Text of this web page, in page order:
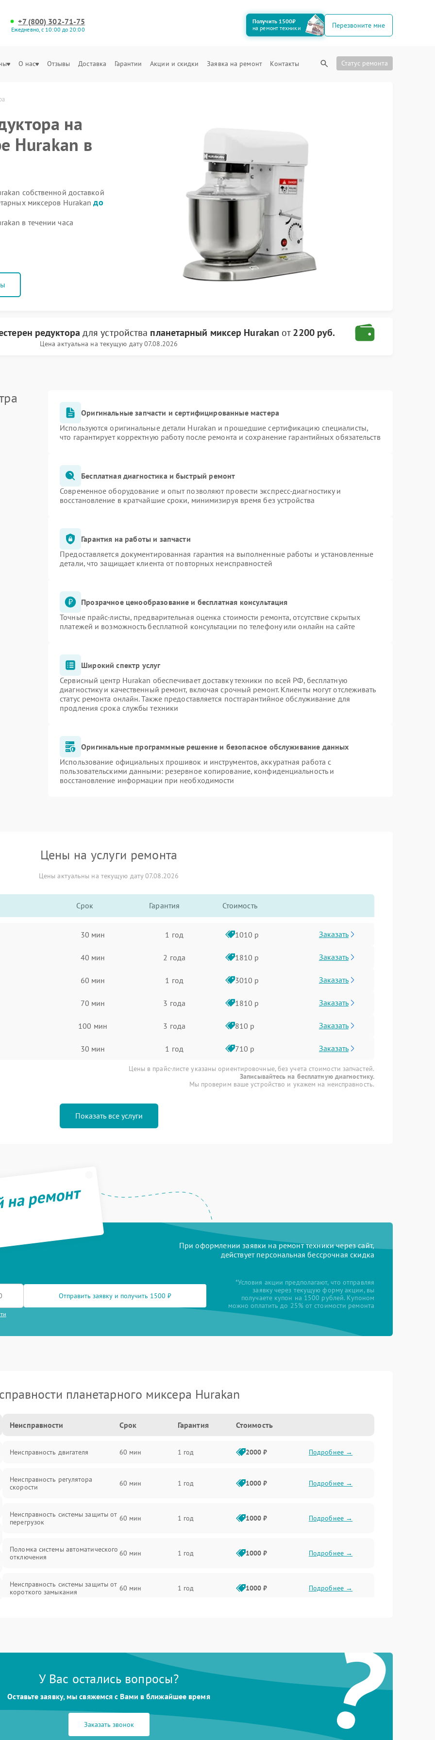
+7 (800) 302-71-75
Ежедневно, с 10:00 до 20:00
Получить 1500₽
на ремонт техники
Перезвоните мне
О нас Отзывы Доставка Гарантии Акции и скидки Заявка на ремонт Контакты Статус ремонта
на
Hurakan в
собственной доставкой
миксеров Hurakanдо
в течении часа
редуктора для устройства планетарный миксер Hurakan от2200 руб.
Цена актуальна на текущую дату 07.08.2026
Оригинальные запчасти и сертифицированные мастера
Используются оригинальные детали Hurakan и прошедшие сертификацию специалисты,
что гарантирует корректную работу после ремонта и сохранение гарантийных обязательств
Бесплатная диагностика и быстрый ремонт
Современное оборудование и опыт позволяют провести экспресс-диагностику и
восстановление в кратчайшие сроки, минимизируя время без устройства
Гарантия на работы и запчасти
Предоставляется документированная гарантия на выполненные работы и установленные
детали, что защищает клиента от повторных неисправностей
Прозрачное ценообразование и бесплатная консультация
Точные прайс-листы, предварительная оценка стоимости ремонта, отсутствие скрытых
платежей и возможность бесплатной консультации по телефону или онлайн на сайте
Широкий спектр услуг
Сервисный центр Hurakan обеспечивает доставку техники по всей РФ, бесплатную
диагностику и качественный ремонт, включая срочный ремонт. Клиенты могут отслеживать
статус ремонта онлайн. Также предоставляется постгарантийное обслуживание для
продления срока службы техники
Оригинальные программные решение и безопасное обслуживание данных
Использование официальных прошивок и инструментов, аккуратная работа с
пользовательскими данными: резервное копирование, конфиденциальность и
восстановление информации при необходимости
Цены на услуги ремонта
Цены актуальны на текущую дату 07.08.2026
Срок Гарантия Стоимость
30 мин 1 год 1010 р Заказать
40 мин 2 года 1810 р Заказать
60 мин 1 год 3010 р Заказать
70 мин 3 года 1810 р Заказать
100 мин 3 года 810 р Заказать
30 мин 1 год 710 р Заказать
Цены в прайс-листе указаны ориентировочные, без учета стоимости запчастей.
Записывайтесь на бесплатную диагностику.
Мы проверим ваше устройство и укажем на неисправность.
Показать все услуги
ремонт
При оформлении заявки на ремонт техники через сайт,
действует персональная бессрочная скидка
Отправить заявку и получить 1500 ₽
*Условия акции предполагают, что отправляя
заявку через текущую форму акции, вы
получаете купон на 1500 рублей. Купоном
можно оплатить до 25% от стоимости ремонта
планетарного миксера Hurakan
Неисправности Срок Гарантия Стоимость
Неисправность двигателя 60 мин 1 год 2000 ₽ Подробнее →
Неисправность регулятора
скорости
60 мин 1 год 1000 ₽ Подробнее →
Неисправность системы защиты от
перегрузок
60 мин 1 год 1000 ₽ Подробнее →
Поломка системы автоматического
отключения
60 мин 1 год 1000 ₽ Подробнее →
Неисправность системы защиты от
короткого замыкания
60 мин 1 год 1000 ₽ Подробнее →
Неисправность системы защиты от
60 мин Подробнее →
замыкания
60 мин Подробнее →
Повреждение системы защиты от
60 мин 1000 ₽ Подробнее →
?
У Вас остались вопросы?
Оставьте заявку, мы свяжемся с Вами в ближайшее время
Заказать звонок